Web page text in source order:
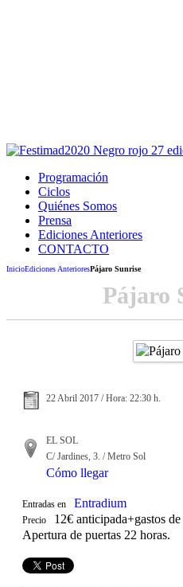
Programación
Ciclos
Quiénes Somos
Prensa
Ediciones Anteriores
CONTACTO
InicioEdiciones AnterioresPájaro Sunrise
Pájaro
22 Abril 2017 / Hora: 22:30 h.
EL SOL
C/ Jardines, 3. / Metro Sol
Cómo llegar
Entradas en Entradium
Precio
12€ anticipada+gastos
Apertura de puertas 22 horas.